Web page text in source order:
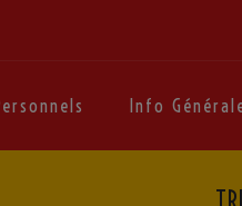
Info